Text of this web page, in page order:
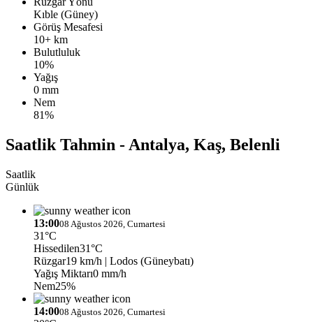
Kıble (Güney)
Görüş Mesafesi
10+ km
Bulutluluk
10%
Yağış
0 mm
Nem
81%
Saatlik Tahmin - Antalya, Kaş, Belenli
Saatlik
Günlük
13:0008 Ağustos 2026, Cumartesi
31°C
Hissedilen31°C
Rüzgar19 km/h | Lodos (Güneybatı)
Yağış Miktarı0 mm/h
Nem25%
14:0008 Ağustos 2026, Cumartesi